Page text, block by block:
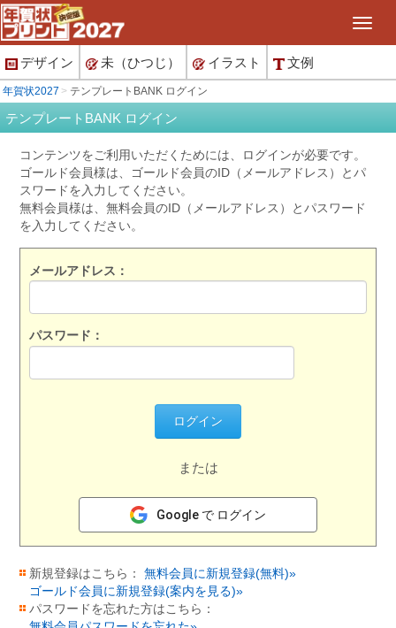
デザイン 未（ひつじ） イラスト 文例
年賀状2027 テンプレートBANK ログイン
テンプレートBANK ログイン
コンテンツをご利用いただくためには、ログインが必要です。
ゴールド会員様は、ゴールド会員のID（メールアドレス）とパ
スワードを入力してください。
無料会員様は、無料会員のID（メールアドレス）とパスワード
を入力してください。
メールアドレス：
パスワード：
または
Google で ログイン
新規登録はこちら：無料会員に新規登録(無料)»
ゴールド会員に新規登録(案内を見る)»
パスワードを忘れた方はこちら：